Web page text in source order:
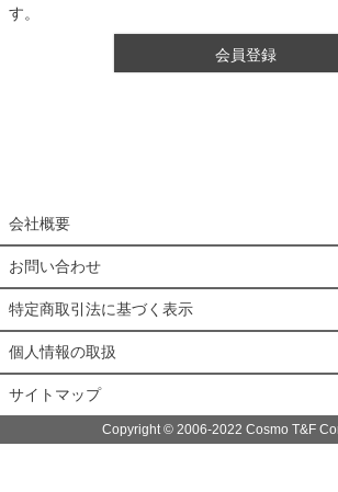
す。
会員登録
会社概要
お問い合わせ
特定商取引法に基づく表示
個人情報の取扱
サイトマップ
Copyright © 2006-2022 Cosmo T&F